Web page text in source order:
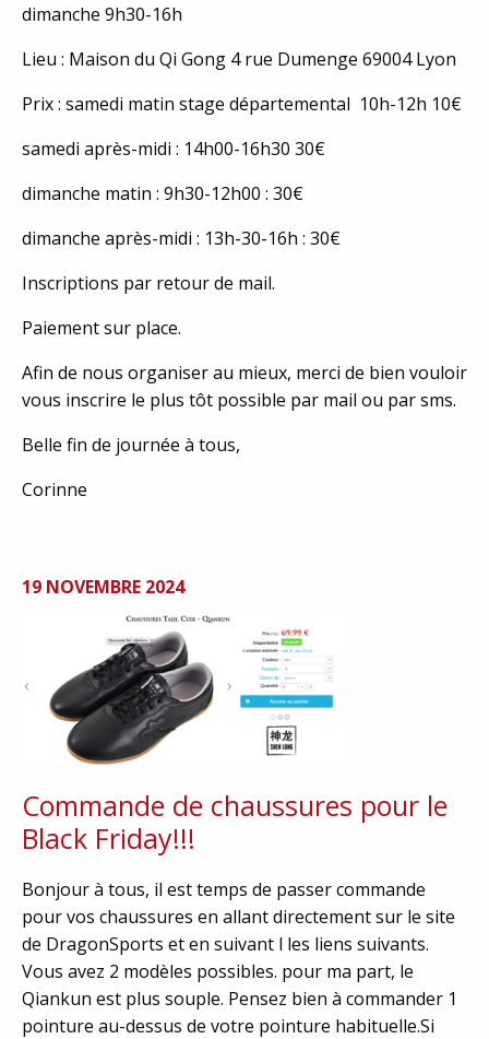
dimanche 9h30-16h
Lieu : Maison du Qi Gong 4 rue Dumenge 69004 Lyon
Prix : samedi matin stage départemental 10h-12h 10€
samedi après-midi : 14h00-16h30 30€
dimanche matin : 9h30-12h00 : 30€
dimanche après-midi : 13h-30-16h : 30€
Inscriptions par retour de mail.
Paiement sur place.
Afin de nous organiser au mieux, merci de bien vouloir
vous inscrire le plus tôt possible par mail ou par sms.
Belle fin de journée à tous,
Corinne
19 NOVEMBRE 2024
Commande de chaussures pour le
Black Friday!!!
Bonjour à tous, il est temps de passer commande
pour vos chaussures en allant directement sur le site
de DragonSports et en suivant l les liens suivants.
Vous avez 2 modèles possibles. pour ma part, le
Qiankun est plus souple. Pensez bien à commander 1
pointure au-dessus de votre pointure habituelle.Si